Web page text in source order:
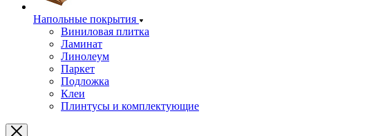
Напольные покрытия
Виниловая плитка
Ламинат
Линолеум
Паркет
Подложка
Клеи
Плинтусы и комплектующие